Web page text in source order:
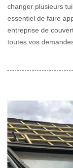
changer plusieurs
essentiel de faire
entreprise de
toutes vos